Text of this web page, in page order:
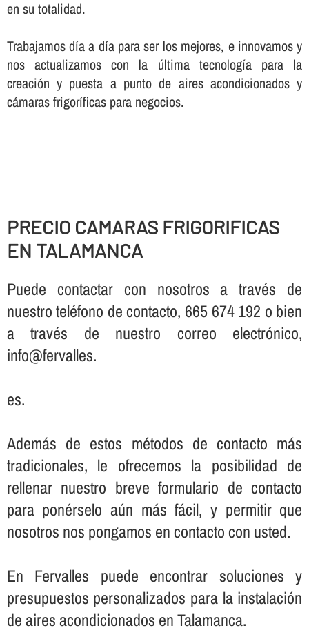
en su totalidad.
Trabajamos dí­a a dí­a para ser los mejores, e innovamos y
nos actualizamos con la última tecnologí­a para la
creación y puesta a punto de aires acondicionados y
cámaras frigorí­ficas para negocios.
PRECIO CAMARAS FRIGORIFICAS
EN TALAMANCA
Puede contactar con nosotros a través de
nuestro teléfono de contacto, 665 674 192 o bien
a través de nuestro correo electrónico,
info@fervalles.
es.
Además de estos métodos de contacto más
tradicionales, le ofrecemos la posibilidad de
rellenar nuestro breve formulario de contacto
para ponérselo aún más fácil, y permitir que
nosotros nos pongamos en contacto con usted.
En Fervalles puede encontrar soluciones y
presupuestos personalizados para la instalación
de aires acondicionados en Talamanca.